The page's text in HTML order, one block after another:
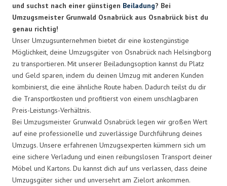
und suchst nach einer günstigen Beiladung? Bei
Umzugsmeister Grunwald Osnabrück aus Osnabrück bist du
genau richtig!
Unser Umzugsunternehmen bietet dir eine kostengünstige
Möglichkeit, deine Umzugsgüter von Osnabrück nach Helsingborg
zu transportieren. Mit unserer Beiladungsoption kannst du Platz
und Geld sparen, indem du deinen Umzug mit anderen Kunden
kombinierst, die eine ähnliche Route haben. Dadurch teilst du dir
die Transportkosten und profitierst von einem unschlagbaren
Preis-Leistungs-Verhältnis.
Bei Umzugsmeister Grunwald Osnabrück legen wir großen Wert
auf eine professionelle und zuverlässige Durchführung deines
Umzugs. Unsere erfahrenen Umzugsexperten kümmern sich um
eine sichere Verladung und einen reibungslosen Transport deiner
Möbel und Kartons. Du kannst dich auf uns verlassen, dass deine
Umzugsgüter sicher und unversehrt am Zielort ankommen.